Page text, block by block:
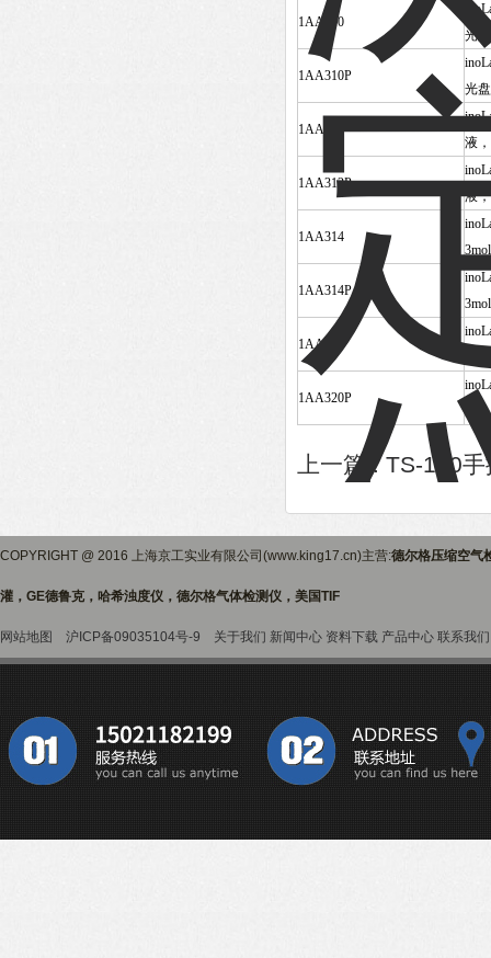
1AA310
光
1AA310P
光
1AA312
液
1AA312P
液
1AA314
1AA314P
1AA320
1AA320P
册
上一篇 :TS-100
COPYRIGHT @ 2016 上海京工实业有限公司(www.king17.cn)主营:德尔格压缩空气
灌，GE德鲁克，哈希浊度仪，德尔格气体检测仪，美国TIF
网站地图 沪ICP备09035104号-9 关于我们 新闻中心 资料下载 产品中心 联系我们